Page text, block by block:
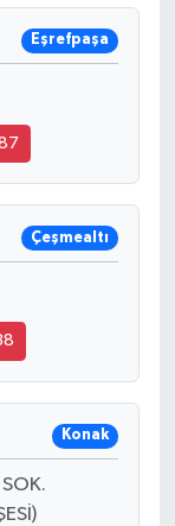
Eşrefpaşa
Çeşmealtı
Konak